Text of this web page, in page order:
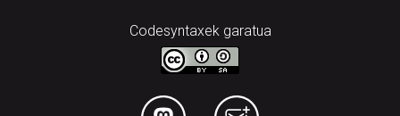
Codesyntaxek garatua